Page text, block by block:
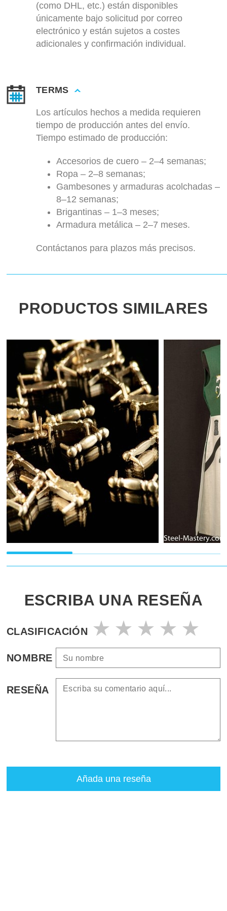
(como DHL, etc.) están disponibles
únicamente bajo solicitud por correo
electrónico y están sujetos a costes
adicionales y confirmación individual.
TERMS
Los artículos hechos a medida requieren
tiempo de producción antes del envío.
Tiempo estimado de producción:
Accesorios de cuero – 2–4 semanas;
Ropa – 2–8 semanas;
Gambesones y armaduras acolchadas –
8–12 semanas;
Brigantinas – 1–3 meses;
Armadura metálica – 2–7 meses.
Contáctanos para plazos más precisos.
PRODUCTOS SIMILARES
ESCRIBA UNA RESEÑA
CLASIFICACIÓN
NOMBRE
RESEÑA
Añada una reseña